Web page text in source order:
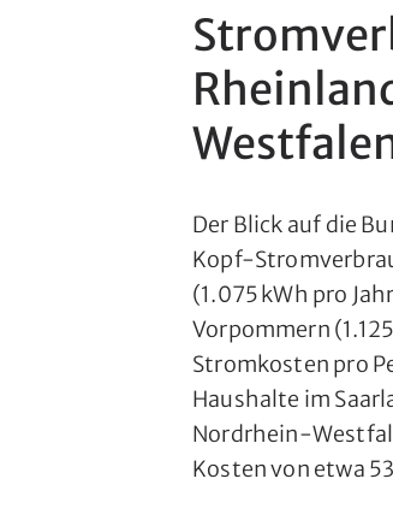
Der Blick auf die
Kopf-
(1.075 kWh pro
Vorpommern
Stromkosten pro
Haushalte im
Nordrhein-
Kosten von etwa